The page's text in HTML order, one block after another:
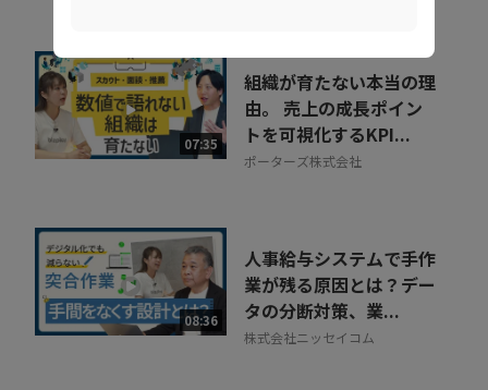
07:35
組織が育たない本当の理
由。 売上の成長ポイン
トを可視化するKPI...
ポーターズ株式会社
08:36
人事給与システムで手作
業が残る原因とは？デー
タの分断対策、業...
株式会社ニッセイコム